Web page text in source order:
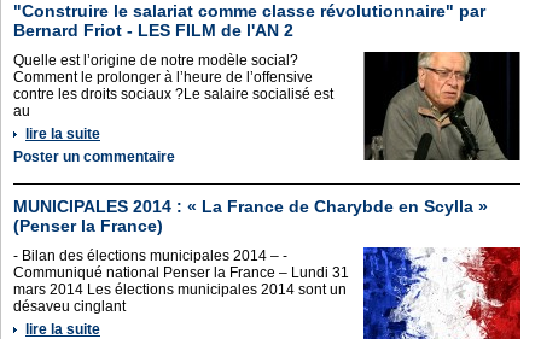
"Construire le salariat comme classe révolutionnaire" par
Bernard Friot - LES FILM de l'AN 2
Quelle est l’origine de notre modèle social?
Comment le prolonger à l’heure de l’offensive
contre les droits sociaux ?Le salaire socialisé est
au
lire la suite
Poster un commentaire
MUNICIPALES 2014 : « La France de Charybde en Scylla »
(Penser la France)
- Bilan des élections municipales 2014 – -
Communiqué national Penser la France – Lundi 31
mars 2014 Les élections municipales 2014 sont un
désaveu cinglant
lire la suite